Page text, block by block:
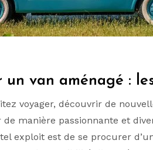
un van aménagé :
voyager, découvrir de
de manière passionnante et
exploit est de se procurer